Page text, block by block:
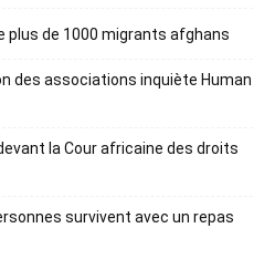
plus de 1000 migrants afghans
des associations inquiète Human
la Cour africaine des droits
survivent avec un repas